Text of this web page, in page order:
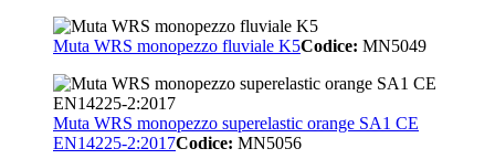
Muta WRS monopezzo fluviale K5Codice: MN5049
Muta WRS monopezzo superelastic orange SA1 CE
EN14225-2:2017Codice: MN5056